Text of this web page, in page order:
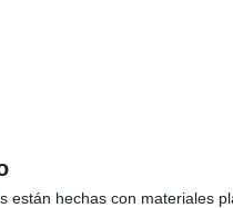
están hechas con materiales